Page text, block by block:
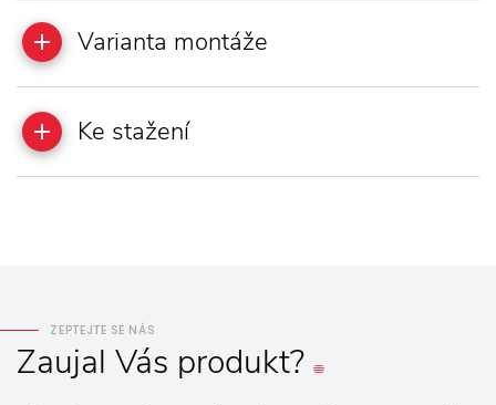
Varianta montáže
Ke stažení
ZEPTEJTE SE NÁS
Zaujal Vás produkt?